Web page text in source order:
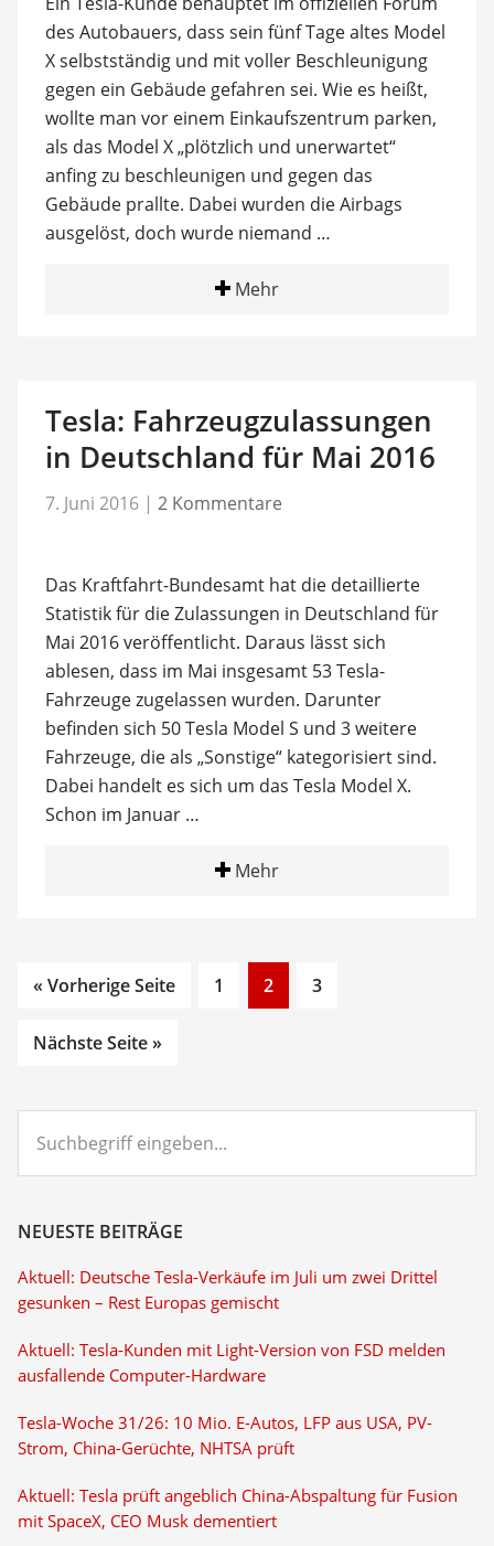
des Autobauers, dass sein fünf Tage altes Model
X selbstständig und mit voller Beschleunigung
gegen ein Gebäude gefahren sei. Wie es heißt,
wollte man vor einem Einkaufszentrum parken,
als das Model X „plötzlich und unerwartet“
anfing zu beschleunigen und gegen das
Gebäude prallte. Dabei wurden die Airbags
ausgelöst, doch wurde niemand …
Mehr
Tesla: Fahrzeugzulassungen
in Deutschland für Mai 2016
7. Juni 2016 | 2 Kommentare
Das Kraftfahrt-Bundesamt hat die detaillierte
Statistik für die Zulassungen in Deutschland für
Mai 2016 veröffentlicht. Daraus lässt sich
ablesen, dass im Mai insgesamt 53 Tesla-
Fahrzeuge zugelassen wurden. Darunter
befinden sich 50 Tesla Model S und 3 weitere
Fahrzeuge, die als „Sonstige“ kategorisiert sind.
Dabei handelt es sich um das Tesla Model X.
Schon im Januar …
Mehr
« Vorherige Seite
Go
1
Go
to
2
Go
3
Nächste Seite »
eingeben...
NEUESTE BEITRÄGE
Aktuell: Deutsche Tesla-Verkäufe im Juli um zwei Drittel
gesunken – Rest Europas gemischt
Aktuell: Tesla-Kunden mit Light-Version von FSD melden
ausfallende Computer-Hardware
Tesla-Woche 31/26: 10 Mio. E-Autos, LFP aus USA, PV-
Strom, China-Gerüchte, NHTSA prüft
Aktuell: Tesla prüft angeblich China-Abspaltung für Fusion
mit SpaceX, CEO Musk dementiert